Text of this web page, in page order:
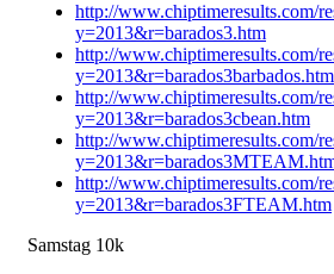
http://www.chiptimeresults.com/
y=2013&r=barados3.htm
http://www.chiptimeresults.com/
y=2013&r=barados3barbados.htm
http://www.chiptimeresults.com/
y=2013&r=barados3cbean.htm
http://www.chiptimeresults.com/
http://www.chiptimeresults.com/
y=2013&r=barados3FTEAM.htm
Samstag 10k